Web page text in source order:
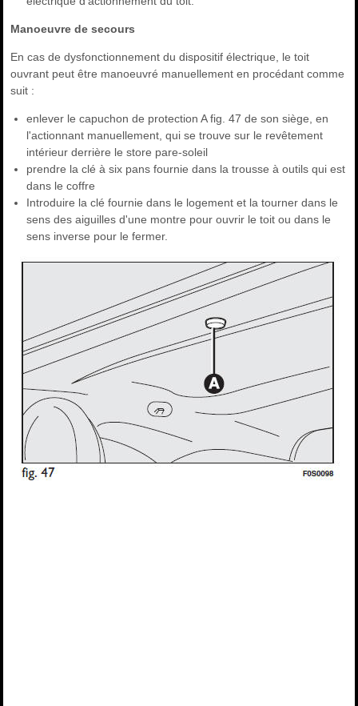
Manoeuvre de secours
En cas de dysfonctionnement du dispositif électrique, le toit
ouvrant peut être manoeuvré manuellement en procédant comme
suit :
enlever le capuchon de protection A fig. 47 de son siège, en
l'actionnant manuellement, qui se trouve sur le revêtement
intérieur derrière le store pare-soleil
prendre la clé à six pans fournie dans la trousse à outils qui est
dans le coffre
Introduire la clé fournie dans le logement et la tourner dans le
sens des aiguilles d'une montre pour ouvrir le toit ou dans le
sens inverse pour le fermer.